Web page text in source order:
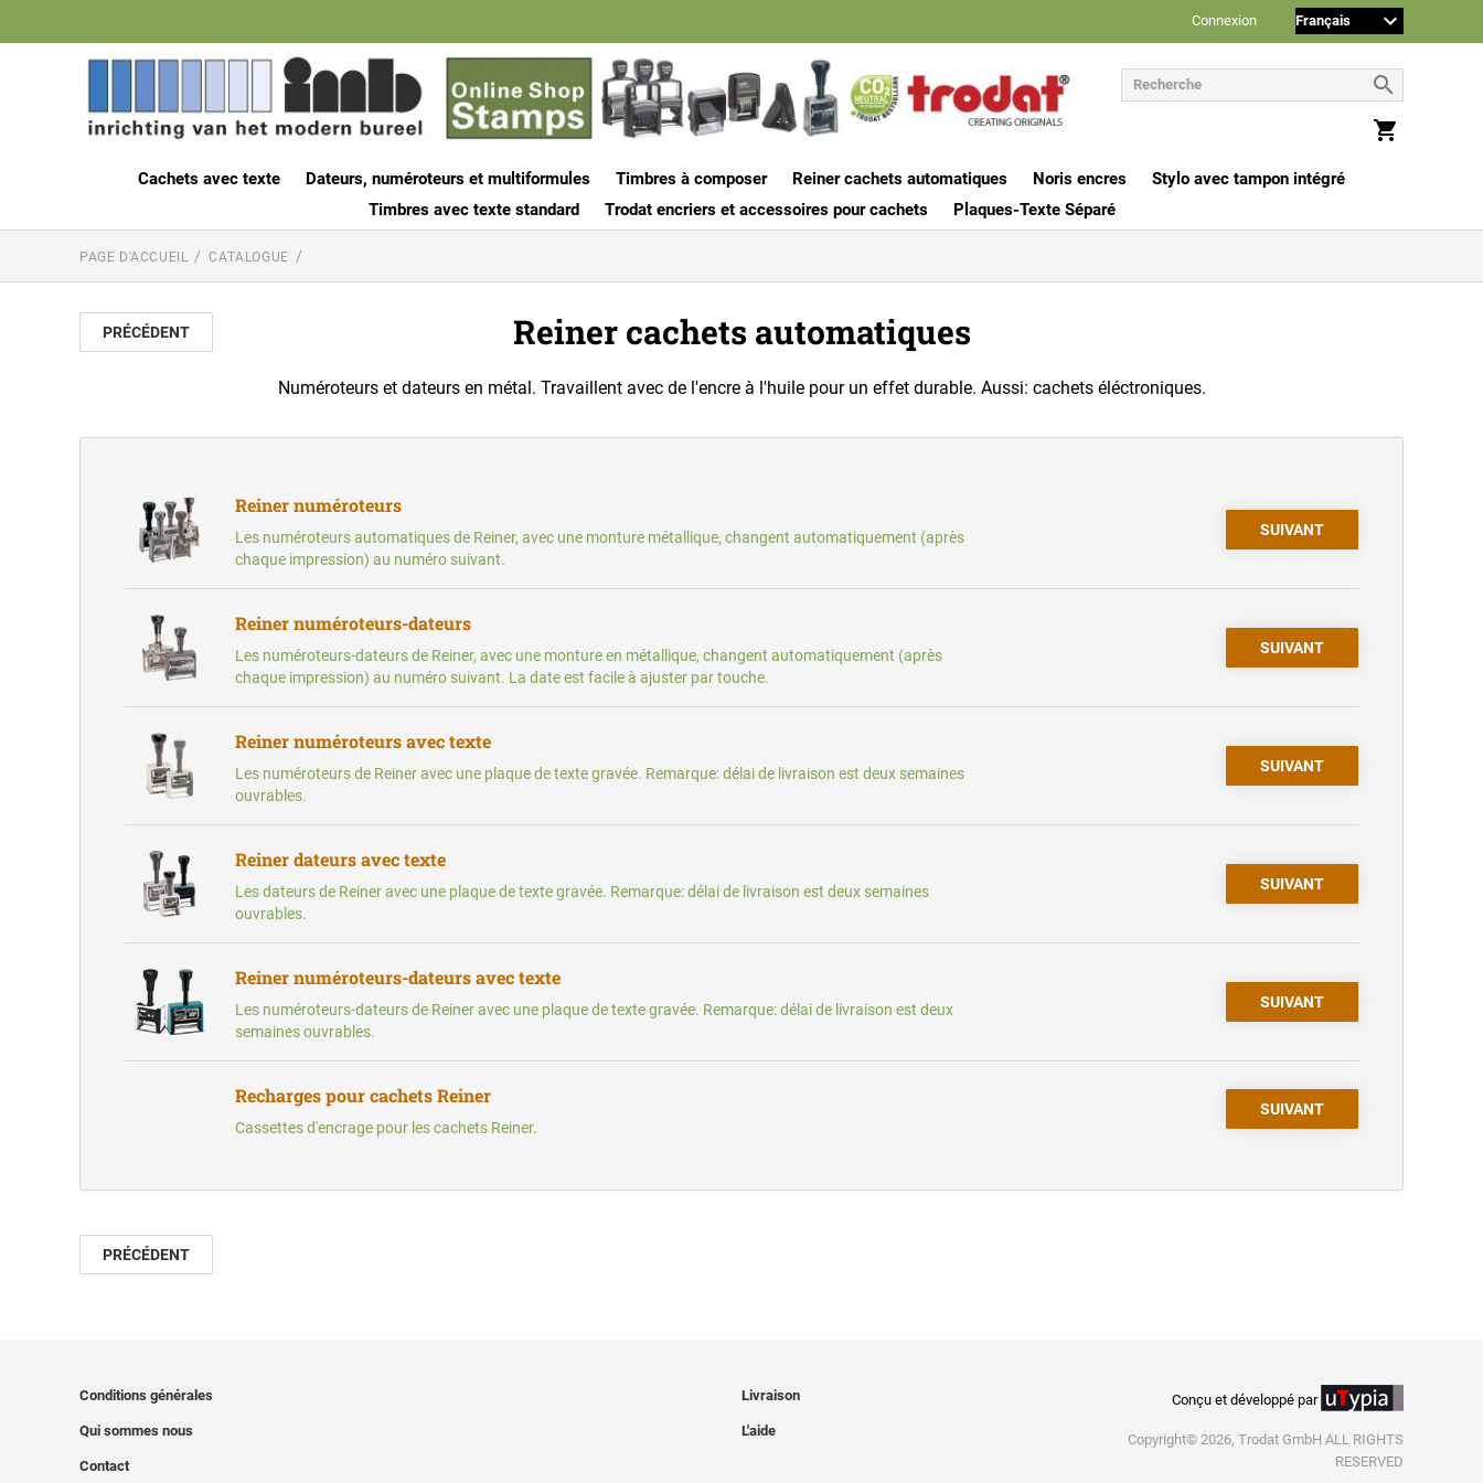
Connexion
Cachets avec texte Dateurs, numéroteurs et multiformules Timbres à composer Reiner cachets automatiques Noris encres
Stylo avec tampon intégré
Timbres avec texte standard
Trodat encriers et accessoires pour cachets Plaques-Texte Séparé
PAGE D'ACCUEIL CATALOGUE
PRÉCÉDENT Reiner cachets automatiques
Numéroteurs et dateurs en métal. Travaillent avec de l'encre à l'huile pour un effet durable. Aussi: cachets éléctroniques.
Reiner numéroteurs
Les numéroteurs automatiques de Reiner, avec une monture métallique, changent automatiquement (après
chaque impression) au numéro suivant.
SUIVANT
Reiner numéroteurs-dateurs
Les numéroteurs-dateurs de Reiner, avec une monture en métallique, changent automatiquement (après
chaque impression) au numéro suivant. La date est facile à ajuster par touche.
SUIVANT
Reiner numéroteurs avec texte
Les numéroteurs de Reiner avec une plaque de texte gravée. Remarque: délai de livraison est deux semaines
ouvrables.
SUIVANT
Reiner dateurs avec texte
Les dateurs de Reiner avec une plaque de texte gravée. Remarque: délai de livraison est deux semaines
ouvrables.
SUIVANT
Reiner numéroteurs-dateurs avec texte
Les numéroteurs-dateurs de Reiner avec une plaque de texte gravée. Remarque: délai de livraison est deux
semaines ouvrables.
SUIVANT
Recharges pour cachets Reiner
Cassettes d'encrage pour les cachets Reiner.
SUIVANT
PRÉCÉDENT
Conditions générales
Qui sommes nous
Contact
Livraison
L'aide
Conçu et développé par
Copyright© 2026, Trodat GmbH ALL RIGHTS
RESERVED